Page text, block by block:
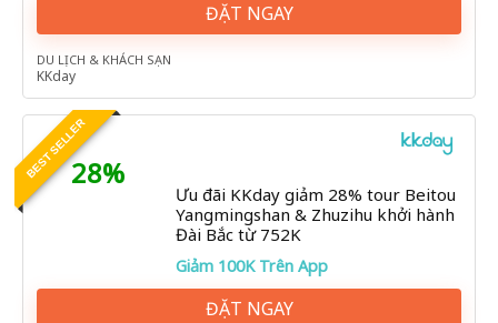
ĐẶT NGAY
DU LỊCH & KHÁCH SẠN
KKday
BEST SELLER28%
Ưu đãi KKday giảm 28% tour Beitou
Yangmingshan & Zhuzihu khởi hành
Đài Bắc từ 752K
Giảm 100K Trên App
ĐẶT NGAY